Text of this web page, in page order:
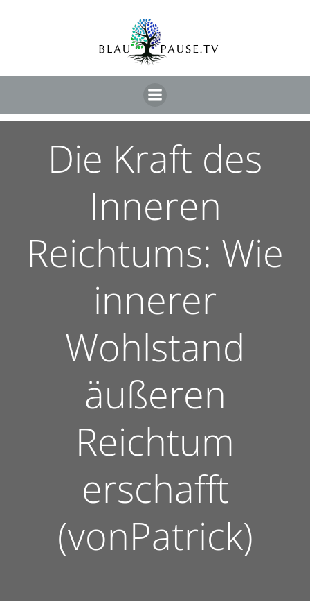
Die Kraft des
Inneren
Reichtums: Wie
innerer
Wohlstand
äußeren
Reichtum
erschafft
(vonPatrick)